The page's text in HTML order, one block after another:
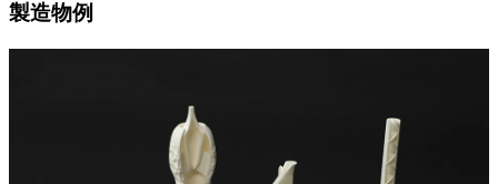
製造物例